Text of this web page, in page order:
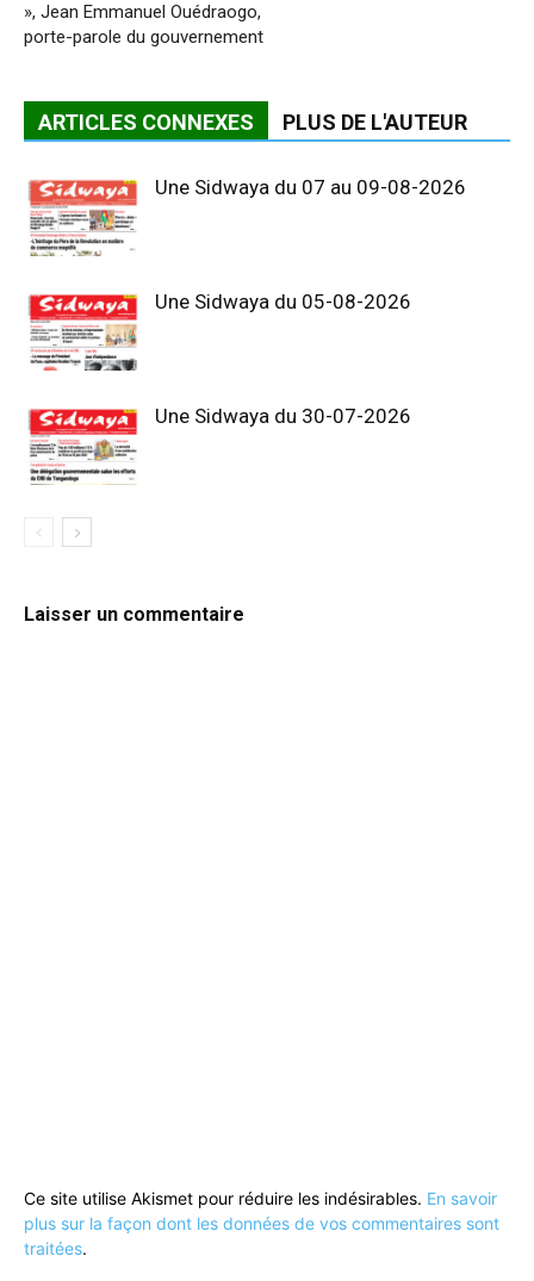
», Jean Emmanuel Ouédraogo,
porte-parole du gouvernement
ARTICLES CONNEXES PLUS DE L'AUTEUR
Une Sidwaya du 07 au 09-08-2026
Une Sidwaya du 05-08-2026
Une Sidwaya du 30-07-2026
Laisser un commentaire
Ce site utilise Akismet pour réduire les indésirables. En savoir
plus sur la façon dont les données de vos commentaires sont
traitées.